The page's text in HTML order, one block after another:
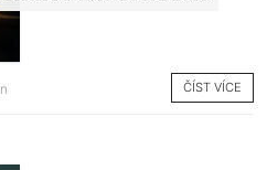
ČÍST VÍCE